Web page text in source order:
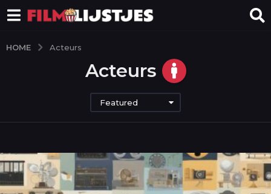
HOME Acteurs
Acteurs
Featured